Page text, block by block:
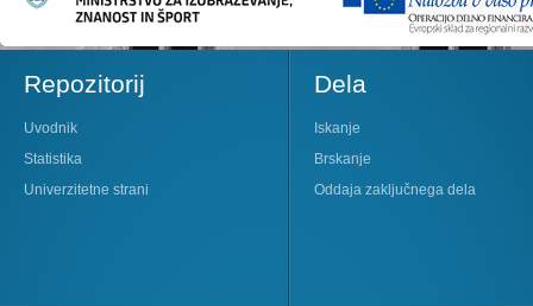
Repozitorij
Uvodnik
Statistika
Univerzitetne strani
Dela
Iskanje
Brskanje
Oddaja zaključnega dela